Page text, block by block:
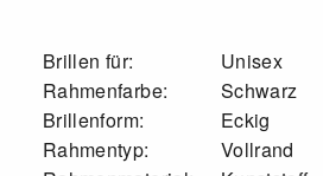
Brillen für:
Unisex
Rahmenfarbe:
Schwarz
Brillenform:
Eckig
Rahmentyp:
Vollrand